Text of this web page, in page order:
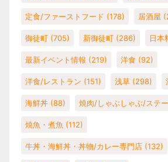
定食/ファーストフード (178) 居酒屋
御徒町 (705) 新御徒町 (286) 日本
最新イベント情報 (219) 洋食 (92)
洋食/レストラン (151) 浅草 (298)
海鮮丼 (88) 焼肉/しゃぶしゃぶ/ステ
焼魚・煮魚 (112)
牛丼・海鮮丼・丼物/カレー専門店 (132)